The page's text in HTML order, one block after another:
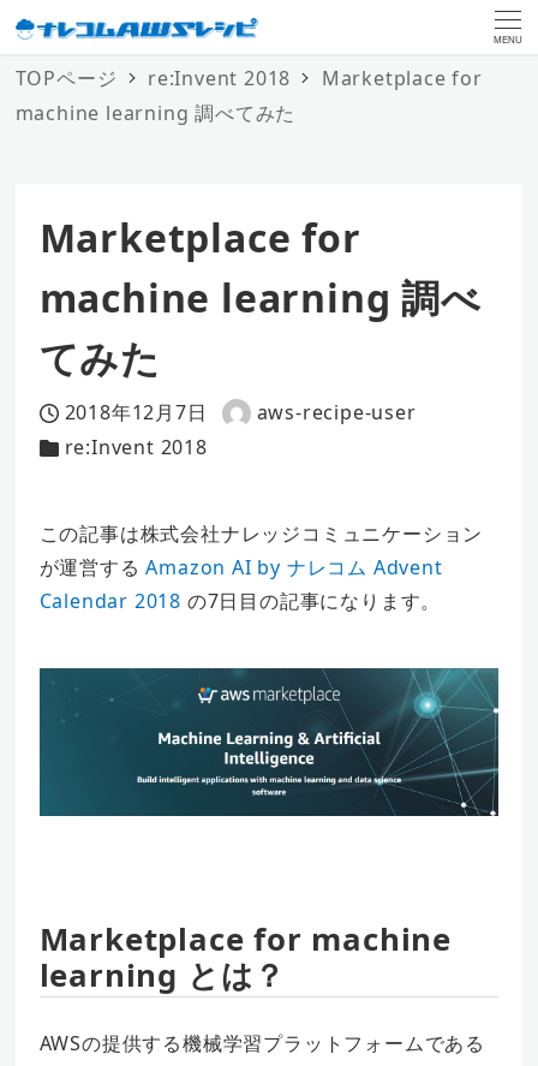
MENU
TOPページ re:Invent 2018
Marketplace for
machine learning 調べてみた
Marketplace for
machine learning 調べ
てみた
投稿日
2018年12月7日
著
aws-recipe-user
カテゴリー
re:Invent 2018
この記事は株式会社ナレッジコミュニケーション
が運営するAmazon AI by ナレコム Advent
Calendar 2018 の7日目の記事になります。
Marketplace for machine
learning とは？
AWSの提供する機械学習プラットフォームである